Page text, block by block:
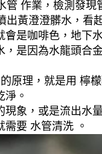
作業，檢測發
黃澄澄髒水，看
是咖啡色，地
是因為水龍頭
原理，就是用
。
象，或是流出
要 水管清洗 。